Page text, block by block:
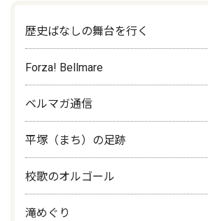
歴史ばなしの舞台を行く
Forza! Bellmare
ベルマガ通信
平塚（まち）の足跡
校歌のオルゴール
滝めぐり